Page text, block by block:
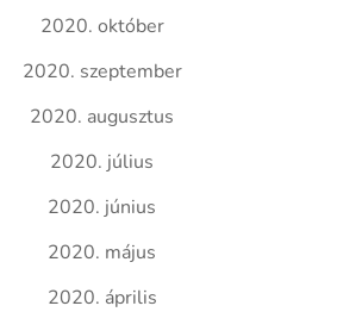
2020. október
2020. szeptember
2020. augusztus
2020. július
2020. június
2020. május
2020. április